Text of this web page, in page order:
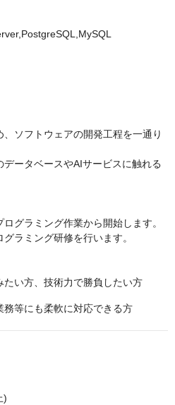
ソフトウェアの開発工程を一通り
ータベースやAIサービスに触れる
グラミング作業から開始します。
ラミング研修を行います。
い方、技術力で勝負したい方
等にも柔軟に対応できる方
)